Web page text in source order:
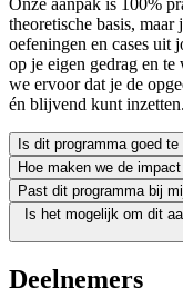
Onze aanpak is 100%
theoretische basis, maar
oefeningen en cases
op je eigen gedrag en te
we ervoor dat je de
én blijvend kunt inzetten.
Is dit programma goed
Zeker. We leiden
Hoe maken we de
Leren moet leiden tot
Past dit programma bij
We vinden het
Is het mogelijk om dit
Absoluut. Vrijwel al
Deelnemers